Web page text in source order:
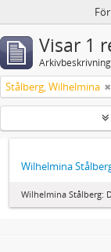
Visar 1
Arkivbeskrivning
Stålberg, Wilhelmina
Wilhelmina
Wilhelmina Stålberg: